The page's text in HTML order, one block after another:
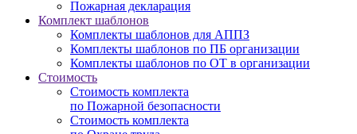
Пожарная декларация
Комплект шаблонов
Комплекты шаблонов для АППЗ
Комплекты шаблонов по ПБ организации
Комплекты шаблонов по ОТ в организации
Стоимость
Стоимость комплекта
по Пожарной безопасности
Стоимость комплекта